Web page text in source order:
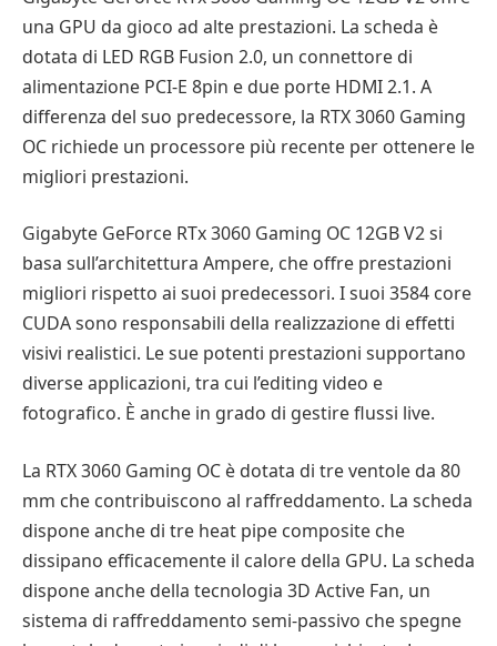
una GPU da gioco ad alte prestazioni. La scheda è
dotata di LED RGB Fusion 2.0, un connettore di
alimentazione PCI-E 8pin e due porte HDMI 2.1. A
differenza del suo predecessore, la RTX 3060 Gaming
OC richiede un processore più recente per ottenere le
migliori prestazioni.
Gigabyte GeForce RTx 3060 Gaming OC 12GB V2 si
basa sull’architettura Ampere, che offre prestazioni
migliori rispetto ai suoi predecessori. I suoi 3584 core
CUDA sono responsabili della realizzazione di effetti
visivi realistici. Le sue potenti prestazioni supportano
diverse applicazioni, tra cui l’editing video e
fotografico. È anche in grado di gestire flussi live.
La RTX 3060 Gaming OC è dotata di tre ventole da 80
mm che contribuiscono al raffreddamento. La scheda
dispone anche di tre heat pipe composite che
dissipano efficacemente il calore della GPU. La scheda
dispone anche della tecnologia 3D Active Fan, un
sistema di raffreddamento semi-passivo che spegne